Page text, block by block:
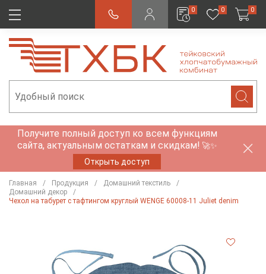
0 0 0
Получите полный доступ ко всем функциям
сайта, актуальным остаткам и скидкам! 🚀✨
Открыть доступ
Главная Продукция
Домашний текстиль
Домашний декор
Чехол на табурет с тафтингом круглый WENGE 60008-11 Juliet denim